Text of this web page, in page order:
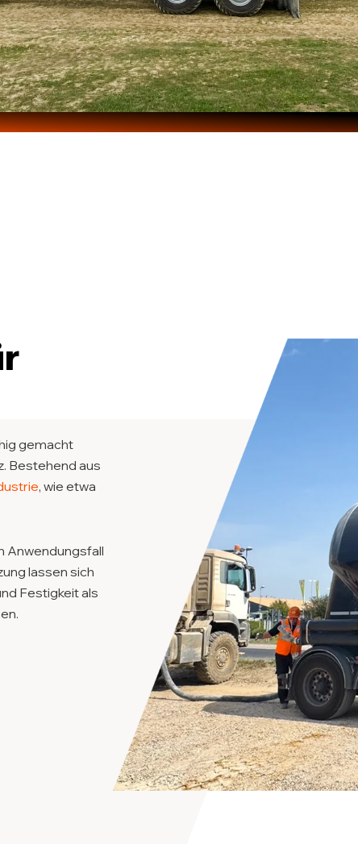
gemacht
Bestehend aus
, wie etwa
Anwendungsfall
lassen sich
Festigkeit als